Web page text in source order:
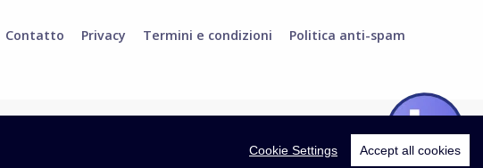
Contatto Privacy Termini e condizioni Politica anti-spam
Cookie Settings Accept all cookies